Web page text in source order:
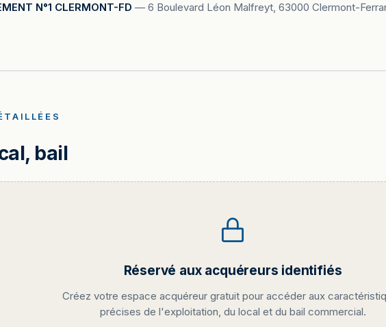
N°1 CLERMONT-FD — 6 Boulevard Léon Malfreyt, 63000 Clermont-
bail
Réservé aux acquéreurs identifiés
Créez votre espace acquéreur gratuit pour accéder aux
précises de l'exploitation, du local et du bail commercial.